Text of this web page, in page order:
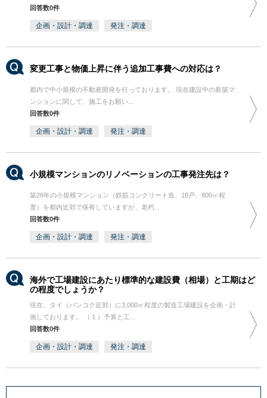
回答数0件
企画・設計・調達 発注・調達
変更工事と物価上昇に伴う追加工事費への対応は？
都内で中小規模の不動産開発を行っております。 現在建設中の新築マ
ンションに関して、施工をお願い...
回答数0件
企画・設計・調達 発注・調達
小規模マンションのリノベーションの工事発注先は？
築28年の小規模マンション（鉄筋コンクリート造、18戸、800㎡程
度）を都内近郊で保有していますが、老朽...
回答数0件
企画・設計・調達 発注・調達
海外で工場建設にあたり標準的な建設費（相場）と工期はど
の程度でしょうか？
現在、タイ（バンコク近郊）に3,000㎡程度の製造工場建設を企画・計
画しております。 （１）予算と工...
回答数0件
企画・設計・調達 発注・調達